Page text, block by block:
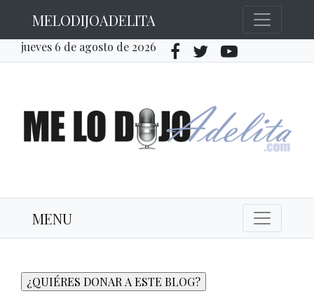
MELODIJOADELITA
jueves 6 de agosto de 2026
MENU